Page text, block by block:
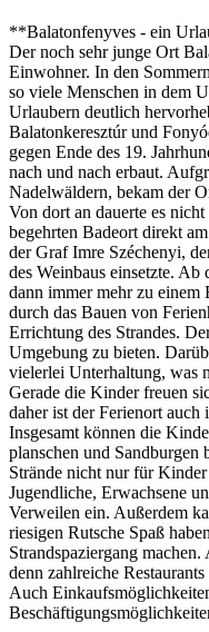
**Balatonfenyves - ein
Der noch sehr junge Ort
Einwohner. In den
so viele Menschen in dem
Urlaubern deutlich
Balatonkeresztúr und
gegen Ende des 19.
nach und nach erbaut.
Nadelwäldern, bekam der
Von dort an dauerte es
begehrten Badeort direkt
der Graf Imre Széchenyi,
des Weinbaus einsetzte.
dann immer mehr zu einem
durch das Bauen von
Errichtung des Strandes.
Umgebung zu bieten.
vielerlei Unterhaltung, was
Gerade die Kinder freuen
daher ist der Ferienort
Insgesamt können die
planschen und Sandburgen
Strände nicht nur für
Jugendliche, Erwachsene
Verweilen ein. Außerdem
riesigen Rutsche Spaß
Strandspaziergang
denn zahlreiche
Auch